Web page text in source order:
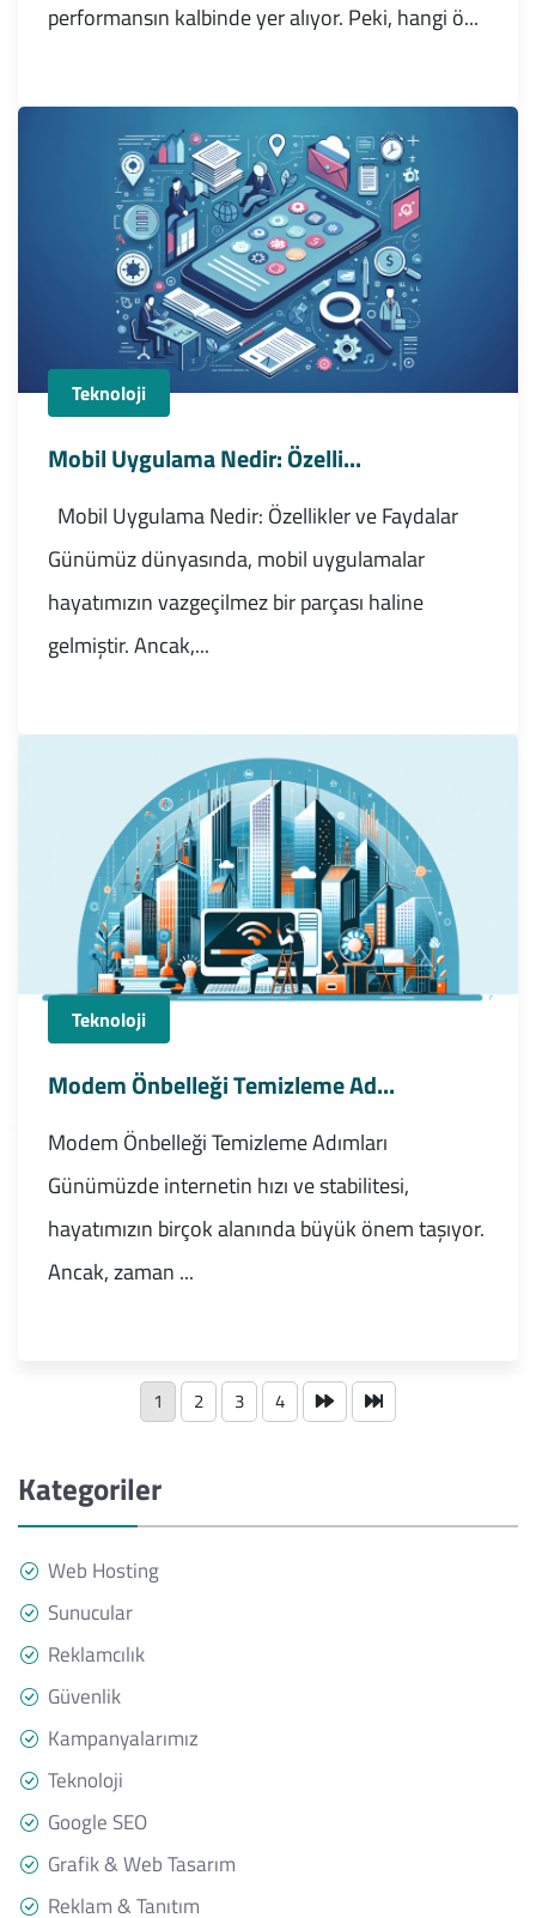
performansın kalbinde yer alıyor. Peki, hangi ö...
Teknoloji
Mobil Uygulama Nedir: Özelli...
Mobil Uygulama Nedir: Özellikler ve Faydalar
Günümüz dünyasında, mobil uygulamalar
hayatımızın vazgeçilmez bir parçası haline
gelmiştir. Ancak,...
Teknoloji
Modem Önbelleği Temizleme Ad...
Modem Önbelleği Temizleme Adımları
Günümüzde internetin hızı ve stabilitesi,
hayatımızın birçok alanında büyük önem taşıyor.
Ancak, zaman ...
1 2 3 4
Kategoriler
Web Hosting
Sunucular
Reklamcılık
Güvenlik
Kampanyalarımız
Teknoloji
Google SEO
Grafik & Web Tasarım
Reklam & Tanıtım